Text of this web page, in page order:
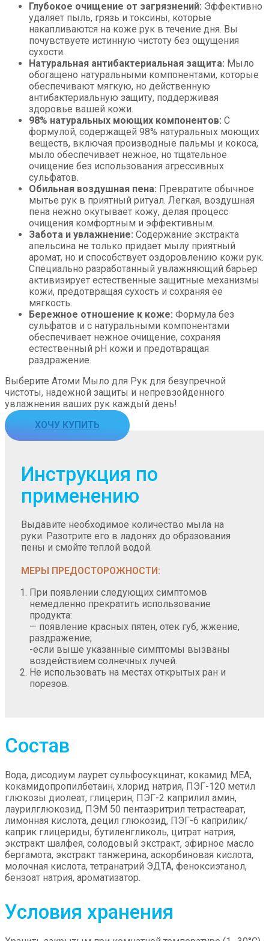
Глубокое очищение от загрязнений: Эффективно
удаляет пыль, грязь и токсины, которые
накапливаются на коже рук в течение дня. Вы
почувствуете истинную чистоту без ощущения
сухости.
Натуральная антибактериальная защита: Мыло
обогащено натуральными компонентами, которые
обеспечивают мягкую, но действенную
антибактериальную защиту, поддерживая
здоровье вашей кожи.
98% натуральных моющих компонентов: С
формулой, содержащей 98% натуральных моющих
веществ, включая производные пальмы и кокоса,
мыло обеспечивает нежное, но тщательное
очищение без использования агрессивных
сульфатов.
Обильная воздушная пена: Превратите обычное
мытье рук в приятный ритуал. Легкая, воздушная
пена нежно окутывает кожу, делая процесс
очищения комфортным и эффективным.
Забота и увлажнение: Содержание экстракта
апельсина не только придает мылу приятный
аромат, но и способствует оздоровлению кожи рук.
Специально разработанный увлажняющий барьер
активизирует естественные защитные механизмы
кожи, предотвращая сухость и сохраняя ее
мягкость.
Бережное отношение к коже: Формула без
сульфатов и с натуральными компонентами
обеспечивает нежное очищение, сохраняя
естественный pH кожи и предотвращая
раздражение.
Выберите Атоми Мыло для Рук для безупречной
чистоты, надежной защиты и непревзойденного
увлажнения ваших рук каждый день!
ХОЧУ КУПИТЬ
Инструкция по
применению
Выдавите необходимое количество мыла на
руки. Разотрите его в ладонях до образования
пены и смойте теплой водой.
МЕРЫ ПРЕДОСТОРОЖНОСТИ:
При появлении следующих симптомов
немедленно прекратить использование
продукта:
— появление красных пятен, отек губ, жжение,
раздражение;
-если выше указанные симптомы вызваны
воздействием солнечных лучей.
Не использовать на местах открытых ран и
порезов.
Состав
Вода, дисодиум лаурет сульфосукцинат, кокамид МЕА,
кокамидопропилбетаин, хлорид натрия, ПЭГ-120 метил
глюкозы диолеат, глицерин, ПЭГ-2 каприлил амин,
лаурилглюкозид, ПЭМ 50 пентаэритрил тетрастеарат,
лимонная кислота, децил глюкозид, ПЭГ-6 каприлик/
каприк глицериды, бутиленгликоль, цитрат натрия,
экстракт шалфея, солодовый экстракт, эфирное масло
бергамота, экстракт танжерина, аскорбиновая кислота,
молочная кислота, тетранатрий ЭДТА, феноксиэтанол,
бензоат натрия, ароматизатор.
Условия хранения